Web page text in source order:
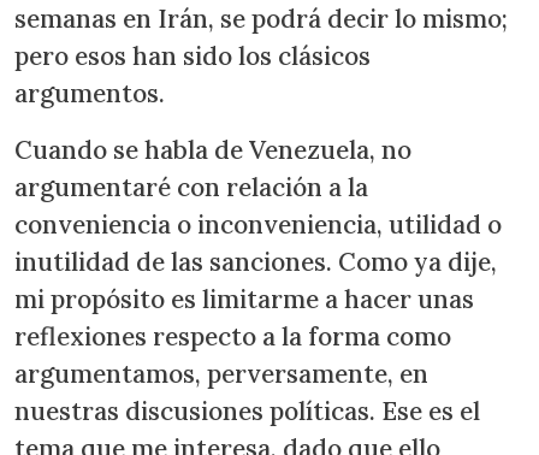
semanas en Irán, se podrá decir lo mismo;
pero esos han sido los clásicos
argumentos.
Cuando se habla de Venezuela, no
argumentaré con relación a la
conveniencia o inconveniencia, utilidad o
inutilidad de las sanciones. Como ya dije,
mi propósito es limitarme a hacer unas
reflexiones respecto a la forma como
argumentamos, perversamente, en
nuestras discusiones políticas. Ese es el